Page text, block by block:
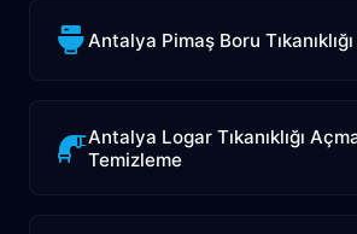
Antalya Pimaş Boru
Antalya Logar Tıkanıklığı
Temizleme